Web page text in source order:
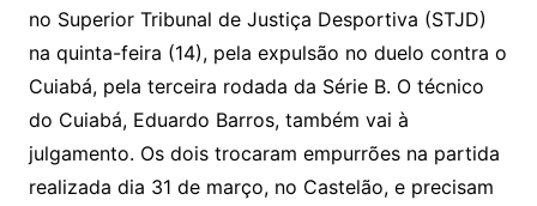
no Superior Tribunal de Justiça Desportiva (STJD)
na quinta-feira (14), pela expulsão no duelo contra o
Cuiabá, pela terceira rodada da Série B. O técnico
do Cuiabá, Eduardo Barros, também vai à
julgamento. Os dois trocaram empurrões na partida
realizada dia 31 de março, no Castelão, e precisam